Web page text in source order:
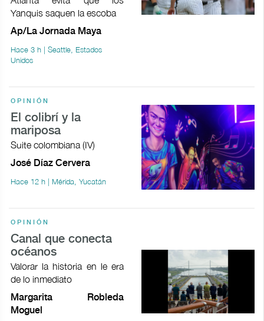
Yanquis saquen la escoba
Ap/La Jornada Maya
Hace 3 h | Seattle, Estados
Unidos
OPINIÓN
El colibrí y la
mariposa
Suite colombiana (IV)
José Díaz Cervera
Hace 12 h | Mérida, Yucatán
OPINIÓN
Canal que conecta
océanos
Valorar la historia en le era
de lo inmediato
Margarita Robleda
Moguel